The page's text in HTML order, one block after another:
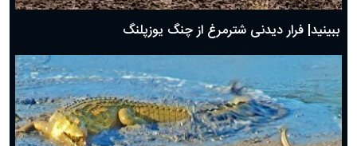
ببینید| فرار دیدنی شترمرغ از چنگ یوزپلنگ